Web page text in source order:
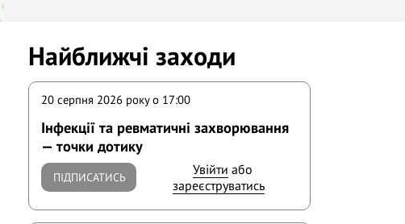
Найближчі заходи
20 серпня 2026 року o 17:00
Інфекції та ревматичні захворювання
— точки дотику
ПІДПИСАТИСЬ Увійти або
зареєструватись